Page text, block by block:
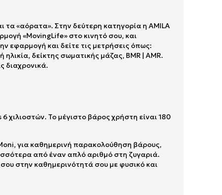
«αόρατα». Στην δεύτερη κατηγορία η AMILA
«MovingLife» στο κινητό σου, και
εφαρμογή και δείτε τις μετρήσεις όπως:
δείκτης σωματικής μάζας, BMR | AMR.
διαχρονικά.
χιλιοστών. Το μέγιστο βάρος χρήστη είναι 180
για καθημερινή παρακολούθηση βάρους,
από έναν απλό αριθμό στη ζυγαριά.
στην καθημερινότητά σου με φυσικό και